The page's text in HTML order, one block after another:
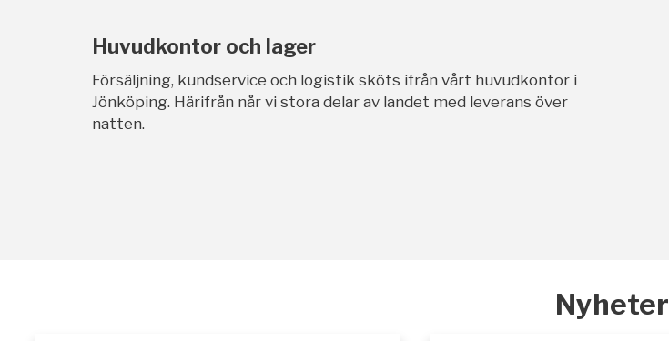
Huvudkontor och lager
Försäljning, kundservice och logistik sköts ifrån vårt huvudkontor i
Jönköping. Härifrån når vi stora delar av landet med leverans över
natten.
Nyheter